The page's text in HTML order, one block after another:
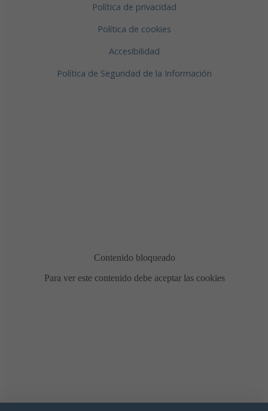
Política de privacidad
Política de cookies
Accesibilidad
Política de Seguridad de la Información